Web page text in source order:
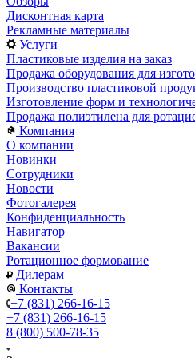
Дисконтная карта
Рекламные материалы
Услуги
Пластиковые изделия на заказ
Продажа оборудования для
Производство пластиковой
Изготовление форм и
Продажа полиэтилена для
Компания
О компании
Новинки
Сотрудники
Новости
Фотогалерея
Конфиденциальность
Навигатор
Вакансии
Ротационное формование
Дилерам
Контакты
+7 (831) 266-16-15
+7 (831) 266-16-15
8 (800) 500-78-35